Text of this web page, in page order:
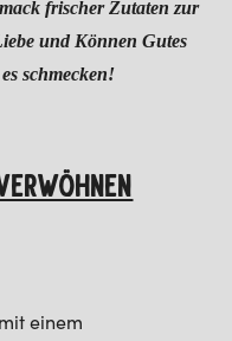
frischer Zutaten zur
und Können Gutes
schmecken!
einem